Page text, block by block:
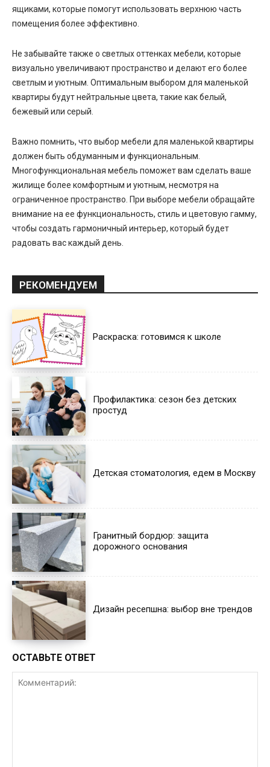
ящиками, которые помогут использовать верхнюю часть
помещения более эффективно.
Не забывайте также о светлых оттенках мебели, которые
визуально увеличивают пространство и делают его более
светлым и уютным. Оптимальным выбором для маленькой
квартиры будут нейтральные цвета, такие как белый,
бежевый или серый.
Важно помнить, что выбор мебели для маленькой квартиры
должен быть обдуманным и функциональным.
Многофункциональная мебель поможет вам сделать ваше
жилище более комфортным и уютным, несмотря на
ограниченное пространство. При выборе мебели обращайте
внимание на ее функциональность, стиль и цветовую гамму,
чтобы создать гармоничный интерьер, который будет
радовать вас каждый день.
РЕКОМЕНДУЕМ
Раскраска: готовимся к школе
Профилактика: сезон без детских
простуд
Детская стоматология, едем в Москву
Гранитный бордюр: защита
дорожного основания
Дизайн ресепшна: выбор вне трендов
ОСТАВЬТЕ ОТВЕТ